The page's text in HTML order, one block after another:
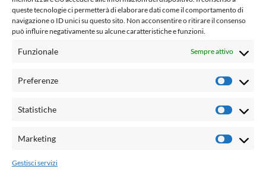
queste tecnologie ci permetterà di elaborare dati come il comportamento di
navigazione o ID unici su questo sito. Non acconsentire o ritirare il consenso
può influire negativamente su alcune caratteristiche e funzioni.
Funzionale Sempre attivo
Preferenze
Statistiche
Marketing
Gestisci servizi
Questo blog non rappresenta una testata giornalistica in
quanto viene aggiornato senza alcuna periodicità. Non può
legge n° 62 del 7.03.2001. L'autore non è responsabile per
email: